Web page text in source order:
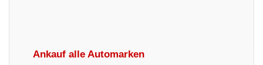
Ankauf alle Automarken